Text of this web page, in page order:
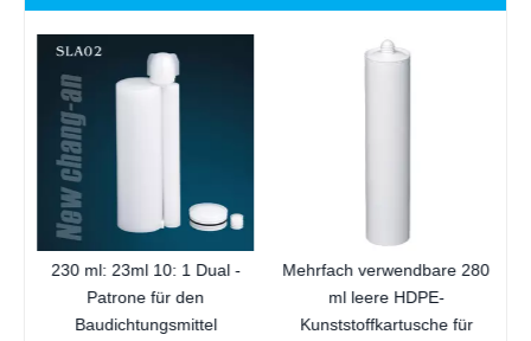
230 ml: 23ml 10: 1 Dual -
Patrone für den
Baudichtungsmittel
Mehrfach verwendbare 280
ml leere HDPE-
Kunststoffkartusche für